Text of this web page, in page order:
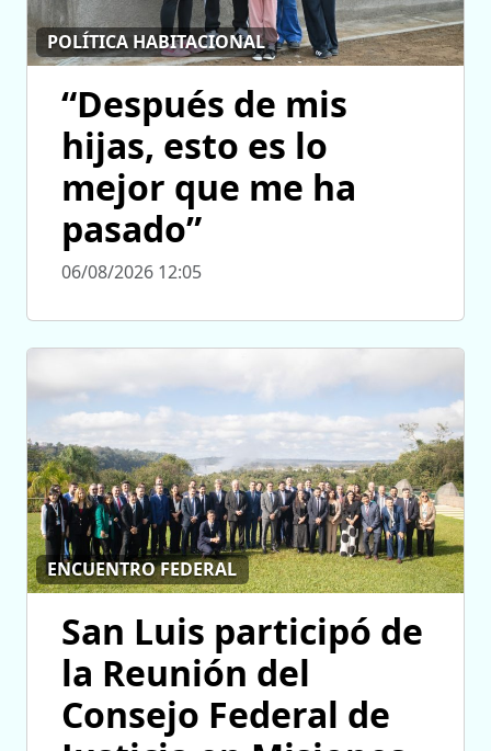
POLÍTICA HABITACIONAL
“Después de mis
hijas, esto es lo
mejor que me ha
pasado”
06/08/2026 12:05
ENCUENTRO FEDERAL
San Luis participó de
la Reunión del
Consejo Federal de